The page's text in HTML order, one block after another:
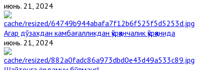
июнь. 21, 2024
Агар дўзахдан камбағалликдан қўрққанчалик қўрққанида
июнь. 21, 2024